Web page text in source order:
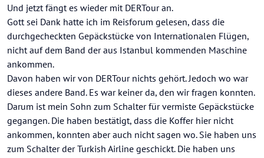
Und jetzt fängt es wieder mit DERTour an.
Gott sei Dank hatte ich im Reisforum gelesen, dass die
durchgecheckten Gepäckstücke von Internationalen Flügen,
nicht auf dem Band der aus Istanbul kommenden Maschine
ankommen.
Davon haben wir von DERTour nichts gehört. Jedoch wo war
dieses andere Band. Es war keiner da, den wir fragen konnten.
Darum ist mein Sohn zum Schalter für vermiste Gepäckstücke
gegangen. Die haben bestätigt, dass die Koffer hier nicht
ankommen, konnten aber auch nicht sagen wo. Sie haben uns
zum Schalter der Turkish Airline geschickt. Die haben uns